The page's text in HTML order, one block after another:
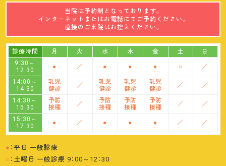
当院は予約制となっております。
インターネットまたはお電話にてご予約ください。
直接のご来院はお控えください。
診療時間 月 火 水 木 金 土
日
9:30～
12:30
● ／ ● ● ● ○ ／
14:00～
14:30
乳児
健診
／
乳児
健診
乳児
健診
乳児
健診
／ ／
14:30～
15:30
予防
接種
／
予防
接種
予防
接種
予防
接種
／ ／
15:30～
17:30
● ／ ● ● ● ／ ／
● ：平日 一般診療
○ ：土曜日 一般診療 9：00～12：30